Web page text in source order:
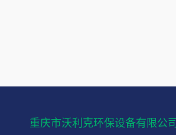
重庆市沃利克环保设备有限公司